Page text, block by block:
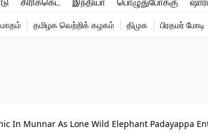
விளையாட்டு
தமிழக வெற்றிக் கழகம் திமுக பிரதமர் மோடி
In Munnar As Lone Wild Elephant Padayappa